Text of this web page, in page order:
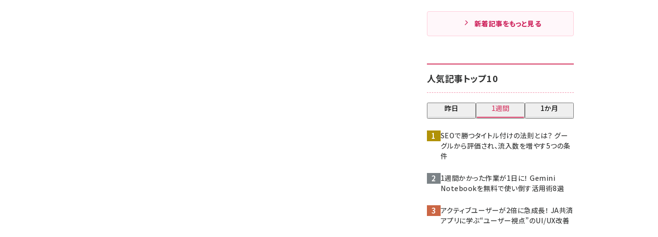
新着記事をもっと見る
人気記事トップ10
昨日 1週間 1か月
SEOで勝つタイトル付けの法則とは？ グー
グルから評価され、流入数を増やす5つの条
件
1週間かかった作業が1日に！ Gemini
Notebookを無料で使い倒す活用術8選
アクティブユーザーが2倍に急成長！ JA共済
アプリに学ぶ“ユーザー視点”のUI/UX改善